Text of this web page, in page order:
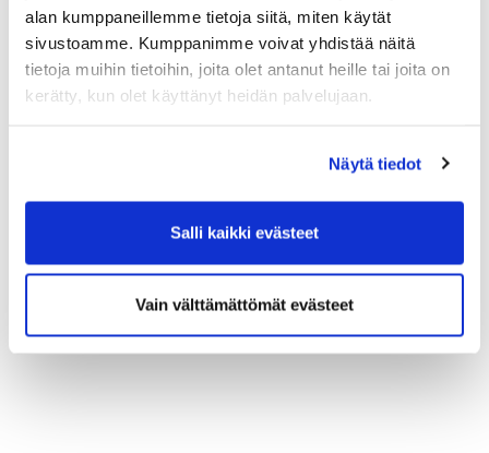
alan kumppaneillemme tietoja siitä, miten käytät
sivustoamme. Kumppanimme voivat yhdistää näitä
tietoja muihin tietoihin, joita olet antanut heille tai joita on
kerätty, kun olet käyttänyt heidän palvelujaan.
Näytä tiedot
Salli kaikki evästeet
Vain välttämättömät evästeet